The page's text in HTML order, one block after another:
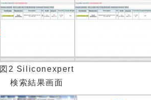
図2 Siliconexpert
検索結果画面